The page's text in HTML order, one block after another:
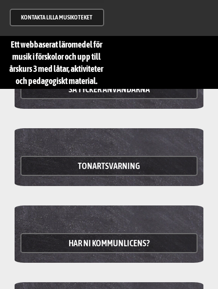
KONTAKTA LILLA MUSIKOTEKET
Ett webbaserat läromedel för
musik i förskolor och upp till
årskurs 3 med låtar, aktiviteter
och pedagogiskt material.
SÅ TYCKER ANVÄNDARNA
TONARTSVARNING
HAR NI KOMMUNLICENS?